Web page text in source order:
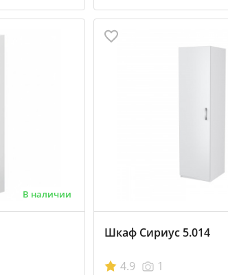
В наличии
Шкаф Сириус 5.014
4.9
1